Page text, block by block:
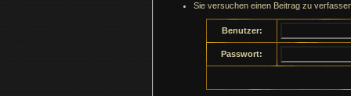
Sie versuchen einen Beitrag zu
Benutzer:
Passwort: